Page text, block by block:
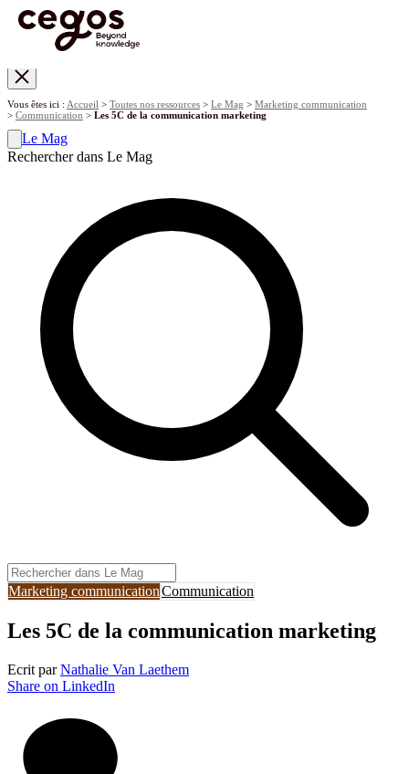
Vous êtes ici : Accueil > Toutes nos ressources > Le Mag > Marketing communication
> Communication > Les 5C de la communication marketing
Le Mag
Rechercher dans Le Mag
Marketing communicationCommunication
Les 5C de la communication marketing
Ecrit parNathalie Van Laethem
Share on LinkedIn